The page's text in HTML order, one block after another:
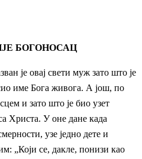
БОГОНОСАЦ
је овај свети муж зато што је
име Бога живога. А још, по
и зато што је био узет
Христа. У оне дане када
узе једно дете и
„Који се, дакле, понизи као